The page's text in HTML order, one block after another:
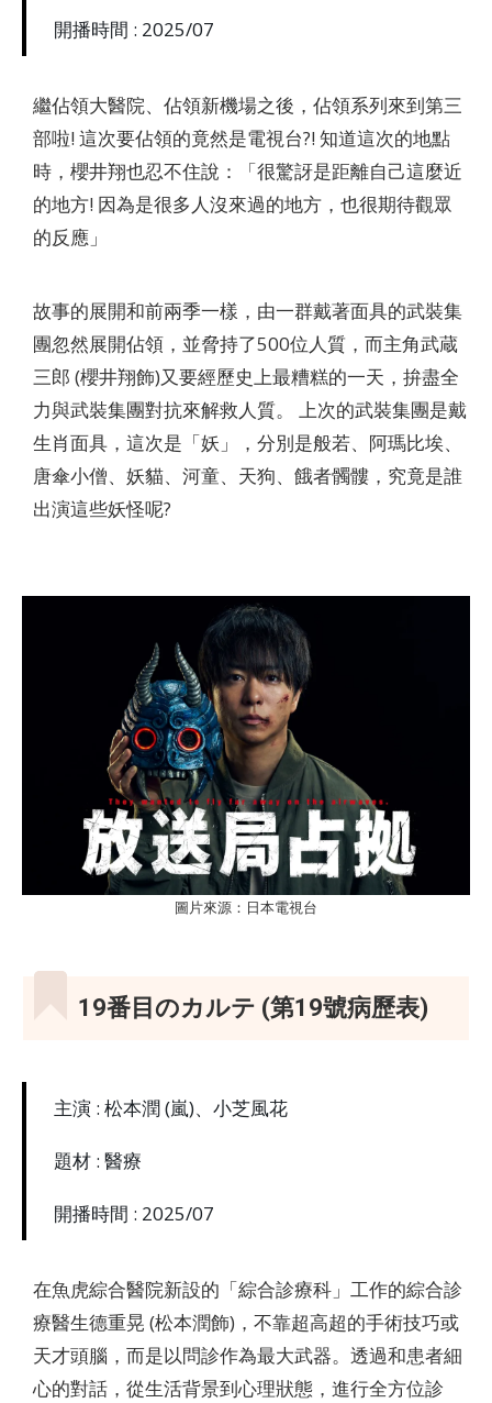
開播時間 : 2025/07
繼佔領大醫院、佔領新機場之後，佔領系列來到第三
部啦! 這次要佔領的竟然是電視台?! 知道這次的地點
時，櫻井翔也忍不住說：「很驚訝是距離自己這麼近
的地方! 因為是很多人沒來過的地方，也很期待觀眾
的反應」
故事的展開和前兩季一樣，由一群戴著面具的武裝集
團忽然展開佔領，並脅持了500位人質，而主角武蔵
三郎 (櫻井翔飾)又要經歷史上最糟糕的一天，拚盡全
力與武裝集團對抗來解救人質。 上次的武裝集團是戴
生肖面具，這次是「妖」，分別是般若、阿瑪比埃、
唐傘小僧、妖貓、河童、天狗、餓者髑髏，究竟是誰
出演這些妖怪呢?
圖片來源：日本電視台
19番目のカルテ (第19號病歷表)
主演 : 松本潤 (嵐)、小芝風花
題材 : 醫療
開播時間 : 2025/07
在魚虎綜合醫院新設的「綜合診療科」工作的綜合診
療醫生德重晃 (松本潤飾)，不靠超高超的手術技巧或
天才頭腦，而是以問診作為最大武器。透過和患者細
心的對話，從生活背景到心理狀態，進行全方位診